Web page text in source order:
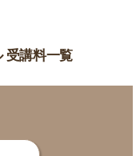
講料一覧